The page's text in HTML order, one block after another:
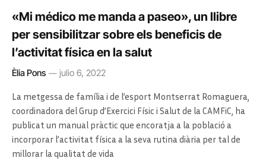
«Mi médico me manda a paseo», un llibre
per sensibilitzar sobre els beneficis de
l’activitat física en la salut
Èlia Pons julio 6, 2022
La metgessa de família i de l’esport Montserrat Romaguera,
coordinadora del Grup d’Exercici Físic i Salut de la CAMFiC, ha
publicat un manual pràctic que encoratja a la població a
incorporar l’activitat física a la seva rutina diària per tal de
millorar la qualitat de vida